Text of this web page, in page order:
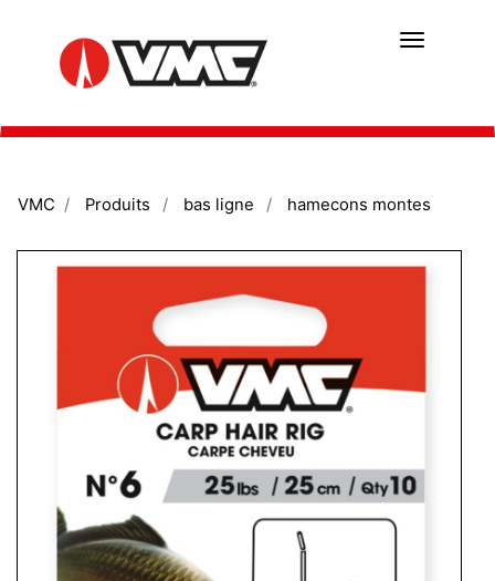
au
contenu
principal
VMC Produits bas ligne hamecons montes